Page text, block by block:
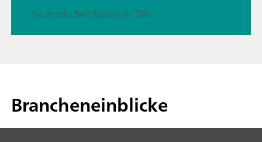
// Säurezahl, TAN, Basenzahl, TBN
Brancheneinblicke